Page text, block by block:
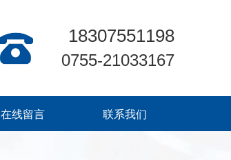
18307551198
0755-21033167
在线留言 联系我们